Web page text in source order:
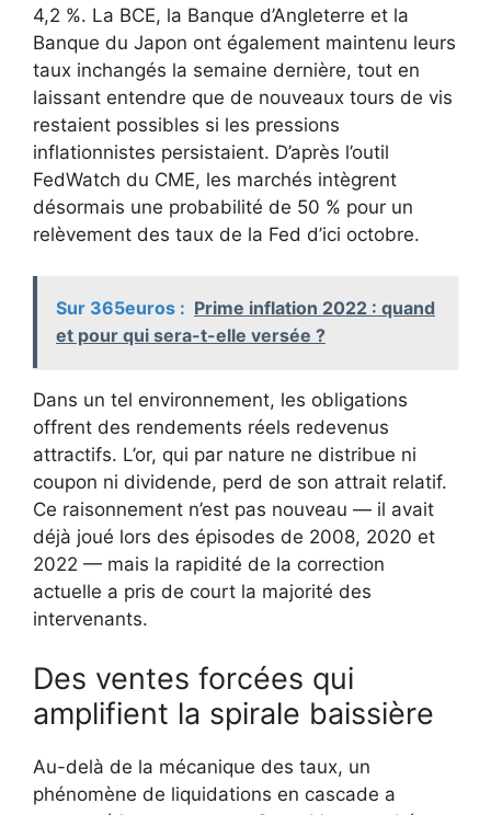
4,2 %. La BCE, la Banque d’Angleterre et la
Banque du Japon ont également maintenu leurs
taux inchangés la semaine dernière, tout en
laissant entendre que de nouveaux tours de vis
restaient possibles si les pressions
inflationnistes persistaient. D’après l’outil
FedWatch du CME, les marchés intègrent
désormais une probabilité de 50 % pour un
relèvement des taux de la Fed d’ici octobre.
Sur 365euros : Prime inflation 2022 : quand
et pour qui sera-t-elle versée ?
Dans un tel environnement, les obligations
offrent des rendements réels redevenus
attractifs. L’or, qui par nature ne distribue ni
coupon ni dividende, perd de son attrait relatif.
Ce raisonnement n’est pas nouveau — il avait
déjà joué lors des épisodes de 2008, 2020 et
2022 — mais la rapidité de la correction
actuelle a pris de court la majorité des
intervenants.
Des ventes forcées qui
amplifient la spirale baissière
Au-delà de la mécanique des taux, un
phénomène de liquidations en cascade a